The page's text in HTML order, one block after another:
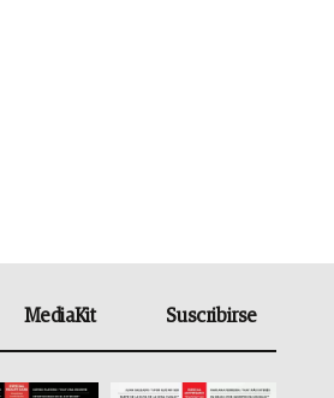
MediaKit Suscribirse